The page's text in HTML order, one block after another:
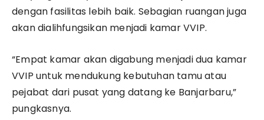
dengan fasilitas lebih baik. Sebagian ruangan juga
akan dialihfungsikan menjadi kamar VVIP.
“Empat kamar akan digabung menjadi dua kamar
VVIP untuk mendukung kebutuhan tamu atau
pejabat dari pusat yang datang ke Banjarbaru,”
pungkasnya.